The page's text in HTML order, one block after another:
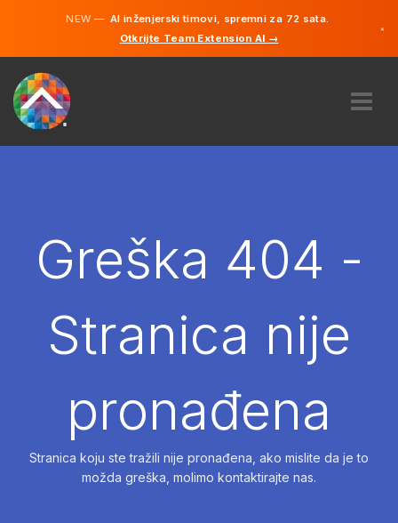
NEW —AI inženjerski timovi, spremni za 72 sata.
Otkrijte Team Extension AI →
×
NAJAMGreška 404 -
Stranica nije
pronađena
Stranica koju ste tražili nije pronađena, ako mislite da je to
možda greška, molimo kontaktirajte nas.